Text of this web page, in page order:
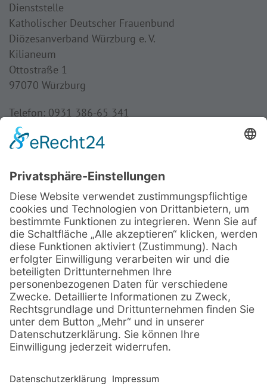
Dienststelle
Katholischer Deutscher Frauenbund
Diözesanverband Würzburg e. V.
Kilianeum
Ottostraße 1
97070 Würzburg
Telefon: 0931 386-65 341
Fax: 0931 386-65 349
Mail:frauenbund@bistum-wuerzburg.de
Öffnungszeiten
Dienstag bis Donnerstag:
8:30 - 16:00 Uhr
Freitag:
8:30 - 13:00 Uhr
Rechtliches:
Impressum
Datenschutzerklärung